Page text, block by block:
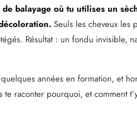
de balayage où tu utilises un
Seuls les cheveux les
Résultat : un fondu invisible,
années en formation, et
te raconter pourquoi, et comment